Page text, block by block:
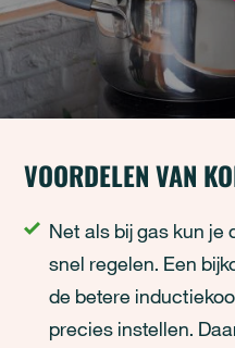
VOORDELEN VAN
Net als bij gas kun je
snel regelen. Een
de betere
precies instellen.